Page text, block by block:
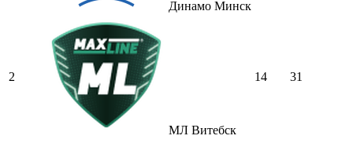
Динамо Минск
2
МЛ Витебск
14 31